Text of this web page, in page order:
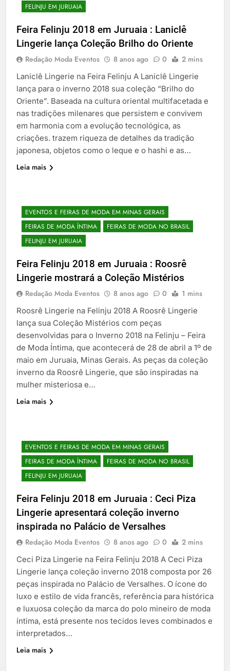
FELINJU EM JURUAIA
Feira Felinju 2018 em Juruaia : Laniclê
Lingerie lança Coleção Brilho do Oriente
Redação Moda Eventos 8 anos ago 0 2 mins
Laniclê Lingerie na Feira Felinju A Laniclê Lingerie
lança para o inverno 2018 sua coleção “Brilho do
Oriente”. Baseada na cultura oriental multifacetada e
nas tradições milenares que persistem e convivem
em harmonia com a evolução tecnológica, as
criações. trazem riqueza de detalhes da tradição
japonesa, objetos como o leque e o hashi e as…
Leia mais
EVENTOS E FEIRAS DE MODA EM MINAS GERAIS
FEIRAS DE MODA ÍNTIMA
FEIRAS DE MODA NO BRASIL
FELINJU EM JURUAIA
Feira Felinju 2018 em Juruaia : Roosrê
Lingerie mostrará a Coleção Mistérios
Redação Moda Eventos 8 anos ago 0 1 mins
Roosrê Lingerie na Felinju 2018 A Roosrê Lingerie
lança sua Coleção Mistérios com peças
desenvolvidas para o Inverno 2018 na Felinju – Feira
de Moda Íntima, que acontecerá de 28 de abril a 1º de
maio em Juruaia, Minas Gerais. As peças da coleção
inverno da Roosrê Lingerie, que são inspiradas na
mulher misteriosa e…
Leia mais
EVENTOS E FEIRAS DE MODA EM MINAS GERAIS
FEIRAS DE MODA ÍNTIMA
FEIRAS DE MODA NO BRASIL
FELINJU EM JURUAIA
Feira Felinju 2018 em Juruaia : Ceci Piza
Lingerie apresentará coleção inverno
inspirada no Palácio de Versalhes
Redação Moda Eventos 8 anos ago 0 2 mins
Ceci Piza Lingerie na Feira Felinju 2018 A Ceci Piza
Lingerie lança coleção inverno 2018 composta por 26
peças inspirada no Palácio de Versalhes. O ícone do
luxo e estilo de vida francês, referência para histórica
e luxuosa coleção da marca do polo mineiro de moda
íntima, está presente nos tecidos leves combinados e
interpretados…
Leia mais